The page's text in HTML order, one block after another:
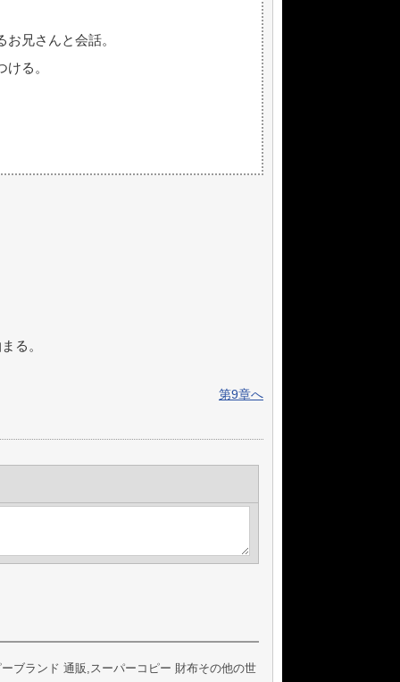
兄さんと会話。
る。
る。
第9章へ
ブランド 通販,スーパーコピー 財布その他の世